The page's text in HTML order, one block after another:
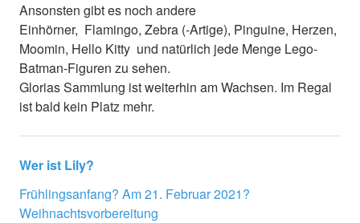
Ansonsten gibt es noch andere
Einhörner, Flamingo, Zebra (-Artige), Pinguine, Herzen,
Moomin, Hello Kitty und natürlich jede Menge Lego-
Batman-Figuren zu sehen.
Glorias Sammlung ist weiterhin am Wachsen. Im Regal
ist bald kein Platz mehr.
Wer ist Lily?
Frühlingsanfang? Am 21. Februar 2021?
Weihnachtsvorbereitung